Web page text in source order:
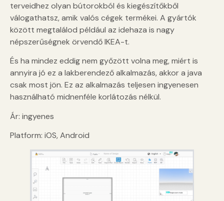
terveidhez olyan bútorokból és kiegészítőkből
válogathatsz, amik valós cégek termékei. A gyártók
között megtalálod például az idehaza is nagy
népszerűségnek örvendő IKEA-t.
És ha mindez eddig nem győzött volna meg, miért is
annyira jó ez a lakberendező alkalmazás, akkor a java
csak most jön. Ez az alkalmazás teljesen ingyenesen
használható midnenféle korlátozás nélkül.
Ár: ingyenes
Platform: iOS, Android